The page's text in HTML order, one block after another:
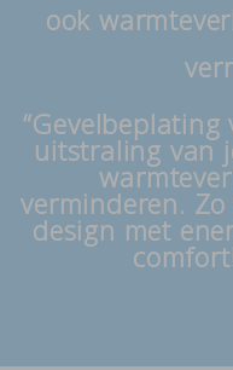
ook
uitstraling van
verminderen.
design met